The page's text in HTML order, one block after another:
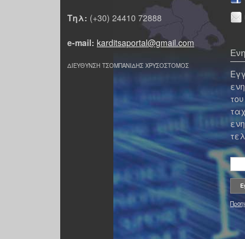
Τηλ: (+30) 24410 72888
e-mail: karditsaportal@gmail.com
ΔΙΕΥΘΥΝΣΗ ΤΣΟΜΠΑΝΙΔΗΣ ΧΡΥΣΟΣΤΟΜΟΣ